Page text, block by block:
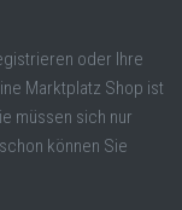
oder Ihre
Marktplatz Shop ist
müssen sich nur
können Sie